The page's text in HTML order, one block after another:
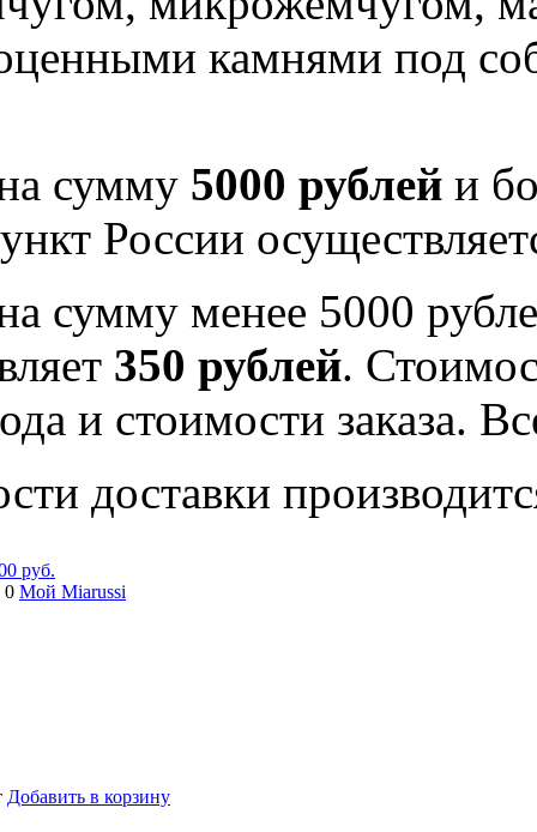
камнями под
сумму 5000 рублей и
России
сумму менее 5000
350 рублей.
и стоимости заказа.
доставки
руб.
0 Мой Miarussi
Добавить в корзину